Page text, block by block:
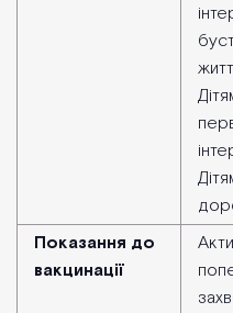
Показання до
вакцинації